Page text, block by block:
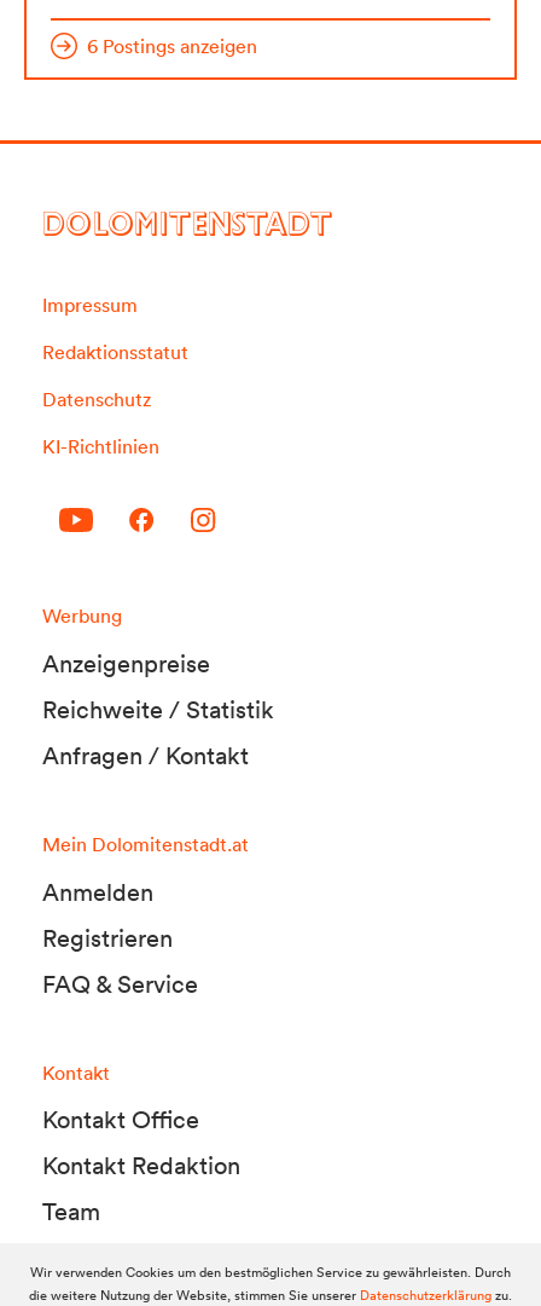
6 Postings anzeigen
DOLOMITENSTADT
Impressum
Redaktionsstatut
Datenschutz
KI-Richtlinien
Werbung
Anzeigenpreise
Reichweite / Statistik
Anfragen / Kontakt
Mein Dolomitenstadt.at
Anmelden
Registrieren
FAQ & Service
Kontakt
Kontakt Office
Kontakt Redaktion
Team
Wir verwenden Cookies um den bestmöglichen Service zu gewährleisten. Durch
die weitere Nutzung der Website, stimmen Sie unserer Datenschutzerklärungzu.